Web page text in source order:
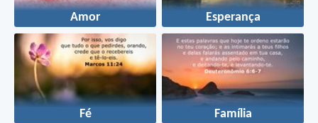
Amor Esperança
Fé Família